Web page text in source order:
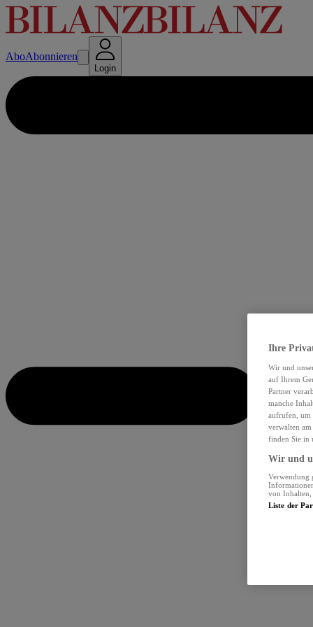
AboAbonnieren
Login
Ihre
Wir und
auf Ihrem
Partner
manche
aufrufen, um
verwalten
finden Sie in
Wir und
Verwendung
von Inhalten,
Liste der